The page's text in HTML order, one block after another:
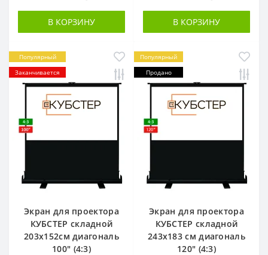
В КОРЗИНУ В КОРЗИНУ
Популярный
Заканчивается
Экран для проектора
КУБСТЕР складной
203x152см диагональ
100" (4:3)
Популярный
Продано
Экран для проектора
КУБСТЕР складной
243x183 см диагональ
120" (4:3)